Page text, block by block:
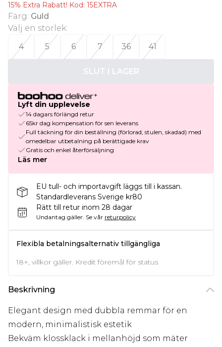
15% Extra Rabatt! Kod: 15EXTRA
Färg: Guld
Välj en storlek:
4
5 6 7 36 41
SLUT I LAGER
Lyft din upplevelse
14 dagars förlängd retur
65kr dag kompensation för sen leverans
Full täckning för din beställning (förlorad, stulen, skadad) med
omedelbar utbetalning på berättigade krav
Gratis och enkel återförsäljning
Läs mer
EU tull- och importavgift läggs till i kassan.
Standardleverans Sverige kr80
Rätt till retur inom 28 dagar
Undantag gäller. Se vår returpolicy
Flexibla betalningsalternativ tillgängliga
18+, villkor gäller. Kredit föremål för status
Beskrivning
Elegant design med dubbla remmar för en
modern, minimalistisk estetik
Bekväm klossklack i mellanhöjd som mäter